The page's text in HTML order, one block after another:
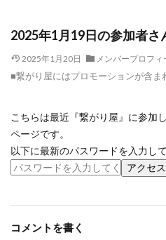
2025年1月19日の参加者
2025年1月20日 メンバープロフィ
■繋がり屋にはプロモーションが含ま
こちらは最近『繋がり屋』に参加
ページです。
以下に最新のパスワードを入力し
コメントを書く